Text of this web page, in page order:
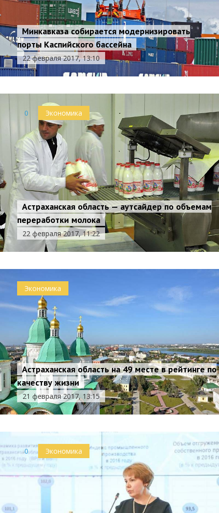
Минкавказа собирается модернизировать
порты Каспийского бассейна
22 февраля 2017, 13:10
0 Экономика
Астраханская область — аутсайдер по объемам
переработки молока
22 февраля 2017, 11:22
Экономика
Астраханская область на 49 месте в рейтинге по
качеству жизни
21 февраля 2017, 13:15
0 Экономика